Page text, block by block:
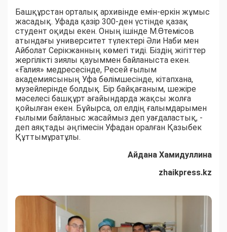
Башқұрстан орталық архивінде емін-еркін жұмыс
жасадық. Уфада қазір 300-ден үстінде қазақ
студент оқиды екен. Оның ішінде М.Өтемісов
атындағы университет түлектері Әли Наби мен
Айболат Серікжанның көмегі тиді. Біздің жігіттер
жергілікті зиялы қауыммен байланыста екен.
«Ғалия» медресесінде, Ресей ғылым
академиясының Уфа бөлімшесінде, кітапхана,
музейлерінде болдық. Бір байқағаным, шежіре
мәселесі башқұрт ағайындарда жақсы жолға
қойылған екен. Бұйырса, ол елдің ғалымдарымен
ғылыми байланыс жасаймыз деп уағдаластық, -
деп аяқтады әңгімесін Уфадан оралған Қазыбек
Құттымұратұлы.
Айдана Хамидуллина
zhaikpress.kz